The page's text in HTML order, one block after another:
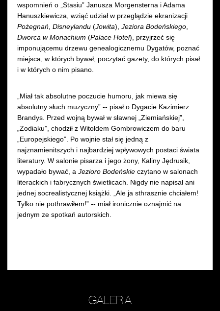
wspomnień o „Stasiu” Janusza Morgensterna i Adama
Hanuszkiewicza, wziąć udział w przeglądzie ekranizacji
Pożegnań Disneylandu (Jowita), Jeziora Bodeńskiego
Dworca w Monachium (Palace Hotel), przyjrzeć się
imponującemu drzewu genealogicznemu Dygatów, poznać
miejsca, w których bywał, poczytać gazety, do których pisał
i w których o nim pisano.
„Miał tak absolutne poczucie humoru, jak miewa się
absolutny słuch muzyczny” -- pisał o Dygacie Kazimierz
Brandys. Przed wojną bywał w sławnej „Ziemiańskiej”,
„Zodiaku”, chodził z Witoldem Gombrowiczem do baru
„Europejskiego”. Po wojnie stał się jedną z
najznamienitszych i najbardziej wpływowych postaci świata
literatury. W salonie pisarza i jego żony, Kaliny Jędrusik,
wypadało bywać, a Jezioro Bodeńskie czytano w salonach
literackich i fabrycznych świetlicach. Nigdy nie napisał ani
jednej socrealistycznej książki. „Ale ja sthrasznie chciałem!
Tylko nie pothrawiłem!” -- miał ironicznie oznajmić na
jednym ze spotkań autorskich.
GALERIA